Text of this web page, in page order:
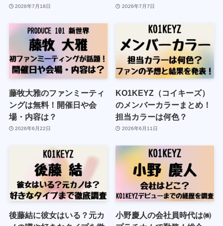
2026年7月18日 2026年7月7日
藤牧大雅のファンミーティ
ングは無料！開催日や会
場・内容は？
2026年6月22日
KO1KEYZ（コイキーズ）
のメンバーカラーまとめ！
担当カラーは何色？
2026年6月11日
後藤結に彼女はいる？元カ
小野慶人の会社員時代は㈱